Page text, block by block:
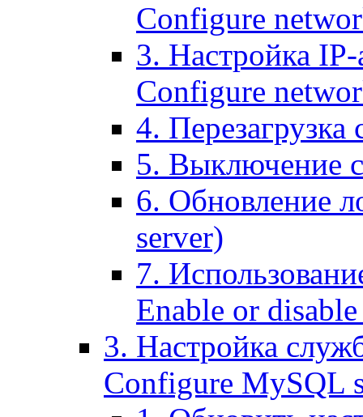
Configure
3. Настройка
Configure
4. Перезагрузка
5. Выключение
6. Обновление
server)
7.
Enable or
3. Настройка
Configure MySQL